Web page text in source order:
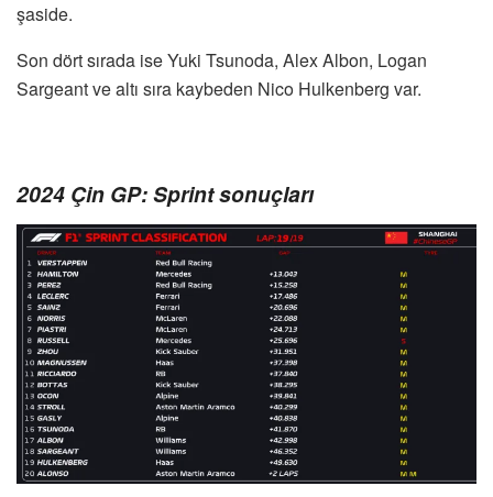
şaside.
Son dört sırada ise Yuki Tsunoda, Alex Albon, Logan
Sargeant ve altı sıra kaybeden Nico Hulkenberg var.
2024 Çin GP: Sprint sonuçları